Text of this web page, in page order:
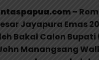
–
Jayapura Emas
Bakal Calon
Manangsang